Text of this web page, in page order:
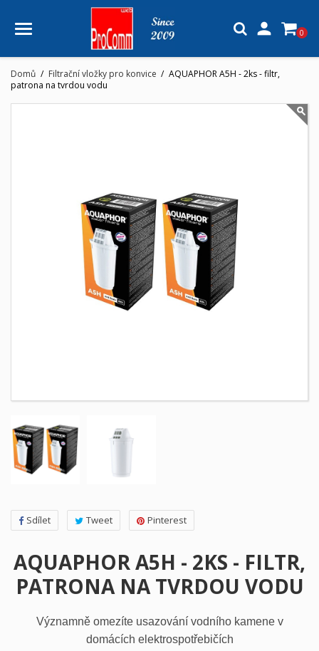
 0
Domů Filtrační vložky pro konvice
AQUAPHOR A5H - 2ks - filtr,
patrona na tvrdou vodu
Sdílet Tweet Pinterest
AQUAPHOR A5H - 2KS - FILTR,
PATRONA NA TVRDOU VODU
Významně omezíte usazování vodního kamene v
domácích elektrospotřebičích